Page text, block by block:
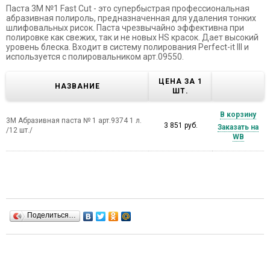
Паста 3М №1 Fast Cut - это супербыстрая профессиональная
абразивная полироль, предназначенная для удаления тонких
шлифовальных рисок. Паста чрезвычайно эффективна при
полировке как свежих, так и не новых HS красок. Дает высокий
уровень блеска. Входит в систему полирования Perfect-it III и
используется с полировальником арт.09550.
НАЗВАНИЕ
ЦЕНА ЗА 1
ШТ.
3M Абразивная паста № 1 арт.9374 1 л.
/12 шт./
3 851 руб.
В корзину
Заказать на
WB
Поделиться…